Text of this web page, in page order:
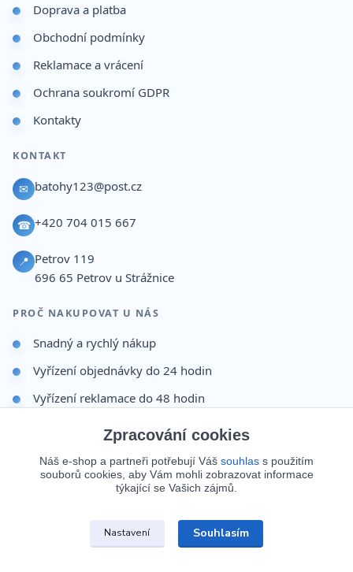
Doprava a platba
Obchodní podmínky
Reklamace a vrácení
Ochrana soukromí GDPR
Kontakty
KONTAKT
✉ batohy123@post.cz
☎ +420 704 015 667
📍 Petrov 119
696 65 Petrov u Strážnice
PROČ NAKUPOVAT U NÁS
Snadný a rychlý nákup
Vyřízení objednávky do 24 hodin
Vyřízení reklamace do 48 hodin
Dárek po dokončení objednávky
Doprava 65 Kč nad 499 Kč
© 2026 Batohy123.cz. Všechna práva vyhrazena.
Zpracování cookies
Náš e-shop a partneři potřebují Váš souhlas s použitím
souborů cookies, aby Vám mohli zobrazovat informace
týkající se Vašich zájmů.
Nastavení Souhlasím